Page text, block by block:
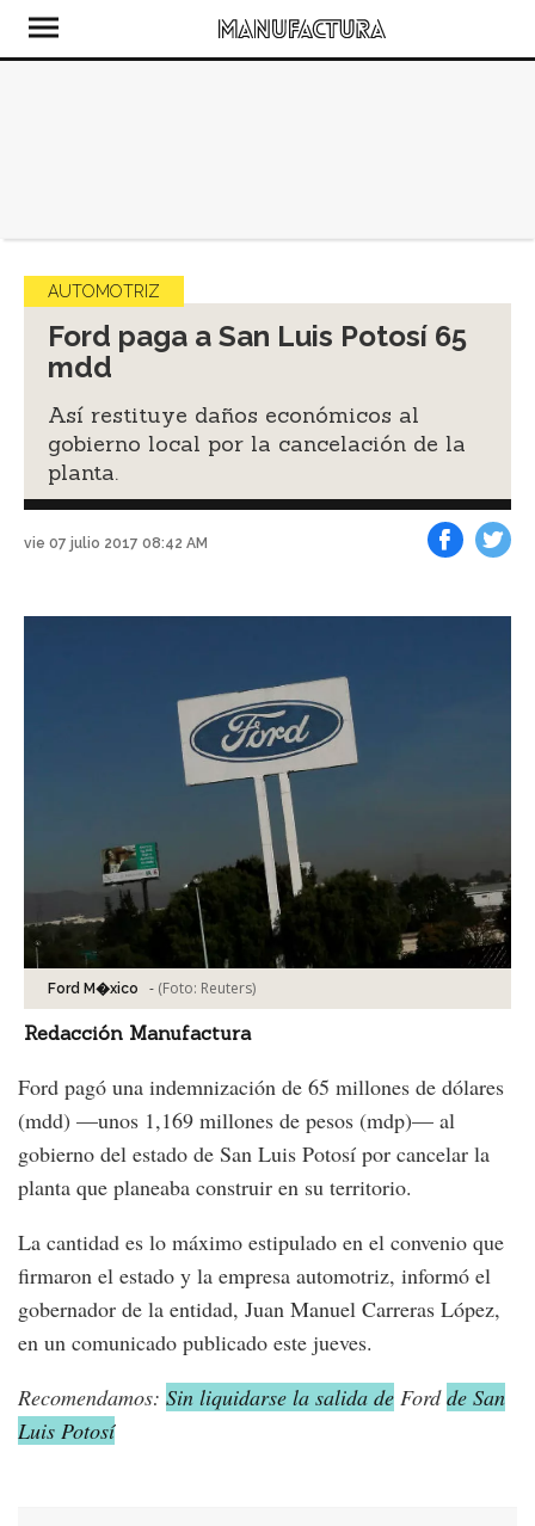
AUTOMOTRIZ
Ford paga a San Luis Potosí 65
mdd
Así restituye daños económicos al
gobierno local por la cancelación de la
planta.
vie 07 julio 2017 08:42 AM
Ford M�xico - (Foto: Reuters)
Redacción Manufactura
Ford pagó una indemnización de 65 millones de dólares
(mdd) —unos 1,169 millones de pesos (mdp)— al
gobierno del estado de San Luis Potosí por cancelar la
planta que planeaba construir en su territorio.
La cantidad es lo máximo estipulado en el convenio que
firmaron el estado y la empresa automotriz, informó el
gobernador de la entidad, Juan Manuel Carreras López,
en un comunicado publicado este jueves.
Recomendamos: Sin liquidarse la salida de Fordde San
Luis Potosí